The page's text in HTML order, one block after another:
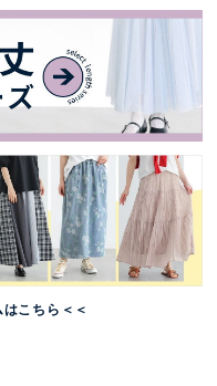
こちら＜＜